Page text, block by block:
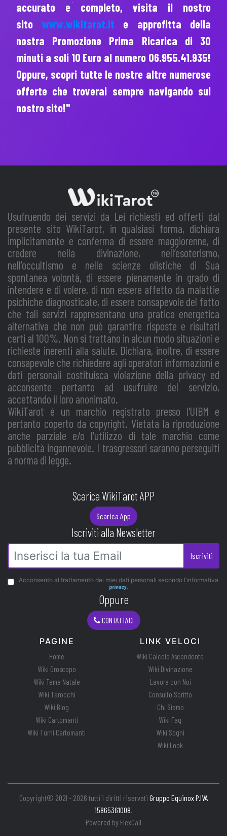
accurato e completo, visita il nostro
sito www.wikitarot.it e approfitta della
nostra Promozione Prima Ricarica di 30
minuti a soli 10 Euro al numero 06.955.41.935!
Oppure, scopri tutte le nostre altre numerose
offerte che troverai sempre navigando sul
nostro sito!"
Usufruendo dei servizi da Lei richiesti ed offerti dal
presente sito WikiTarot, in qualsiasi forma, dichiara
implicitamente e conferma di essere maggiorenne, di
credere nella divinazione, nell’esoterismo,
nell’occultismo e nelle scienze olistiche di Sua
spontanea volontà, di essere pienamente in grado di
intendere e di volere, di non essere affetto da malattie
psichiche diagnosticate, di essere consapevole del fatto
che tali servizi rappresentano una pratica energetica
alternativa che non può garantire risposte e risultati
certi al 100%. Non si trattano in alcun modo situazioni e
richieste inerenti alla salute. Dichiara, inoltre, di essere
consapevole che richiedere agli operatori informazioni e
dati personali costituisca violazione della privacy ed
acconsente pertanto ad usufruire del servizio,
accettando il loro anonimato.
WikiTarot è un marchio registrato presso l'UIBM e
pertanto coperto da copyright. Vietata la riproduzione
anche parziale e/o l'utilizzo di tale marchio come
pubblicità ingannevole. I trasgressori saranno perseguiti
a norma di legge.
Scarica WikiTarot APP
Scarica App
Iscriviti alla Newsletter
Iscriviti
Acconsento al trattamento dei miei dati personali secondo l’informativa
privacy.
Oppure
CONTATTACI
PAGINE
Home
Wiki Oroscopo
Wiki Tema Natale
Wiki Tarocchi
Wiki Blog
Wiki Cartomanti
Wiki Turni Cartomanti
LINK VELOCI
Wiki Calcolo Ascendente
Wiki Divinazione
Lavora con Noi
Consulto Scritto
Chi Siamo
Wiki Faq
Wiki Sogni
Wiki Look
Copyright© 2021 - 2026 tutti i diritti riservati Gruppo Equinox P.IVA
15865361008
Powered by FlexCall